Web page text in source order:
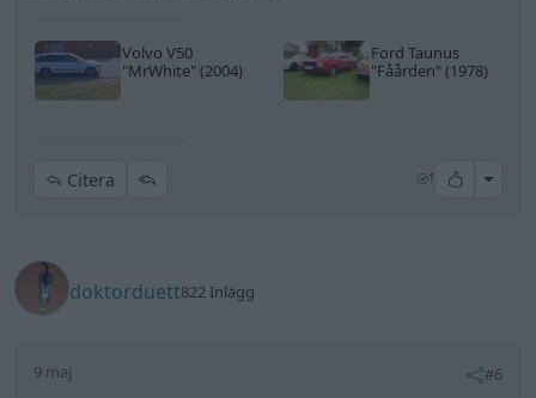
Volvo V50
"MrWhite"(2004)
Ford Taunus
"Fåården"(1978)
Citera 1 All
doktorduett822 Inlägg
9 maj #6